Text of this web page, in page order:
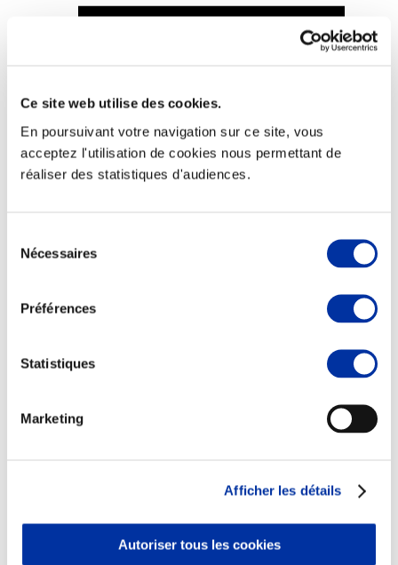
Ce site web utilise des cookies.
En poursuivant votre navigation sur ce site, vous
acceptez l'utilisation de cookies nous permettant de
réaliser des statistiques d'audiences.
Nécessaires
Préférences
Statistiques
Marketing
Afficher les détails
Autoriser tous les cookies
Viande et climat
Valorisation de l’herbe
Autonomie des élevages
Qualité air, eau, sols
Economie de ressources
Abattoir
Partenaire Climat